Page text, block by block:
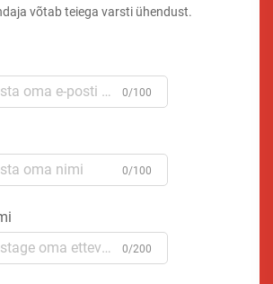
võtab teiega varsti ühendust.
0/100
0/100
0/200